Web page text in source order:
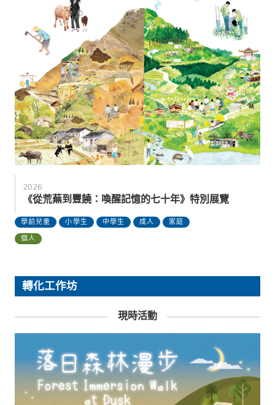
2026
《從荒蕪到豐饒：喚醒記憶的七十年》特別展覽
學前兒童 小學生 中學生 成人
家庭
個人
轉化工作坊
現時活動